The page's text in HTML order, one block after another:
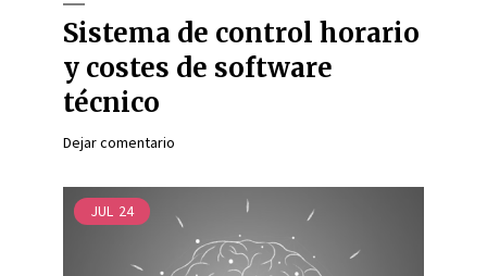
Sistema de control horario
y costes de software
técnico
Dejar comentario
JUL 24